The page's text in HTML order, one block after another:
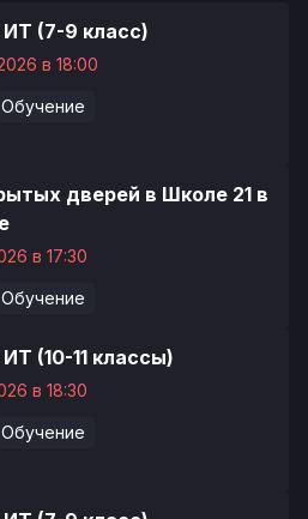
ИТ (7-9 класс)
в 18:00
Обучение
дверей в Школе 21 в
в 17:30
Обучение
(10-11 классы)
в 18:30
Обучение